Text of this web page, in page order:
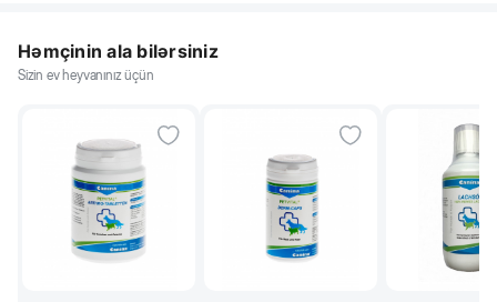
Həmçinin ala bilərsiniz
Sizin ev heyvanınız üçün